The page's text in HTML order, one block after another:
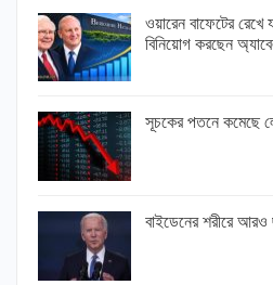
ওয়ারেন বাফেটের রেখে
বিনিয়োগ করছেন
সূচকের পতনে কমেছে
বাইডেনের শরীরে আরও